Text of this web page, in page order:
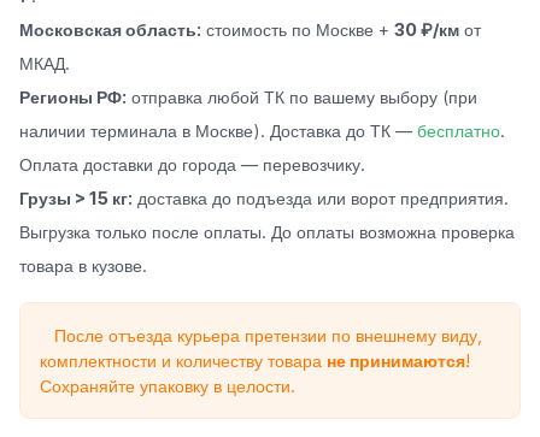
Московская область: стоимость по Москве + 30 ₽/км от
МКАД.
Регионы РФ: отправка любой ТК по вашему выбору (при
наличии терминала в Москве). Доставка до ТК — бесплатно.
Оплата доставки до города — перевозчику.
Грузы > 15 кг: доставка до подъезда или ворот предприятия.
Выгрузка только после оплаты. До оплаты возможна проверка
товара в кузове.
После отъезда курьера претензии по внешнему виду,
комплектности и количеству товара не принимаются!
Сохраняйте упаковку в целости.